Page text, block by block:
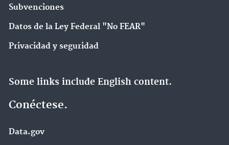
Subvenciones
Datos de la Ley Federal "No FEAR"
Privacidad y seguridad
Some links include English content.
Conéctese.
Data.gov